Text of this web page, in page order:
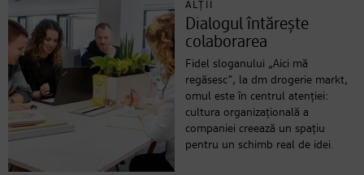
ALȚII
Dialogul întărește
colaborarea
Fidel sloganului „Aici mă
regăsesc”, la dm drogerie markt,
omul este în centrul atenției:
cultura organizațională a
companiei creează un spațiu
pentru un schimb real de idei.